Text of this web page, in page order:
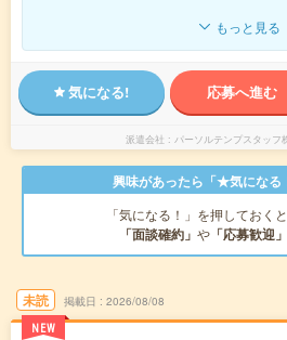
もっと見る
気になる! 応募へ進む
派遣会社 パーソルテンプスタッ
興味があったら「★気になる
「気になる！」を押しておく
「面談確約」 や 「応募歓迎」
未読
NEW
掲載日 2026/08/08